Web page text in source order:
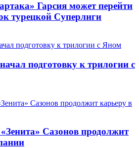
Гарсия может перейти
турецкой Суперлиги
подготовку к трилогии с
Сазонов продолжит